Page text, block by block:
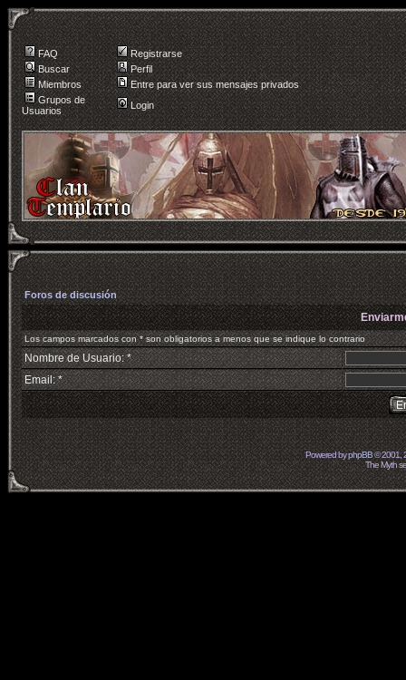
FAQ
Registrarse
Buscar
Perfil
Miembros
Entre para ver sus mensajes privados
Grupos de
Usuarios
Login
Foros de discusión
Los campos marcados con * son obligatorios a menos que se indique lo contrario
Nombre de Usuario: *
Email: *
Powered byphpBB© 2001,
The Myth